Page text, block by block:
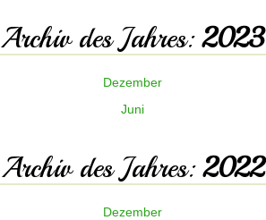
Archiv des Jahres:2023
Dezember
Juni
Archiv des Jahres:2022
Dezember